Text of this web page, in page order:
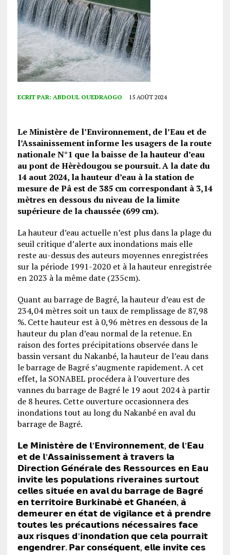
ECRIT PAR: ABDOUL OUEDRAOGO 15 AOÛT 2024
Le Ministère de l’Environnement, de l’Eau et de
l’Assainissement informe les usagers de la route
nationale N°1 que la baisse de la hauteur d’eau
au pont de Hèrèdougou se poursuit. A la date du
14 aout 2024, la hauteur d’eau à la station de
mesure de Pâ est de 385 cm correspondant à 3,14
mètres en dessous du niveau de la limite
supérieure de la chaussée (699 cm).
La hauteur d’eau actuelle n’est plus dans la plage du
seuil critique d’alerte aux inondations mais elle
reste au-dessus des auteurs moyennes enregistrées
sur la période 1991-2020 et à la hauteur enregistrée
en 2023 à la même date (235cm).
Quant au barrage de Bagré, la hauteur d’eau est de
234,04 mètres soit un taux de remplissage de 87,98
%. Cette hauteur est à 0,96 mètres en dessous de la
hauteur du plan d’eau normal de la retenue. En
raison des fortes précipitations observée dans le
bassin versant du Nakanbé, la hauteur de l’eau dans
le barrage de Bagré s’augmente rapidement. A cet
effet, la SONABEL procédera à l’ouverture des
vannes du barrage de Bagré le 19 aout 2024 à partir
de 8 heures. Cette ouverture occasionnera des
inondations tout au long du Nakanbé en aval du
barrage de Bagré.
𝗟𝗲 𝗠𝗶𝗻𝗶𝘀𝘁𝗲̀𝗿𝗲 𝗱𝗲 𝗹’𝗘𝗻𝘃𝗶𝗿𝗼𝗻𝗻𝗲𝗺𝗲𝗻𝘁, 𝗱𝗲 𝗹’𝗘𝗮𝘂
𝗲𝘁 𝗱𝗲 𝗹’𝗔𝘀𝘀𝗮𝗶𝗻𝗶𝘀𝘀𝗲𝗺𝗲𝗻𝘁 𝗮̀ 𝘁𝗿𝗮𝘃𝗲𝗿𝘀 𝗹𝗮
𝗗𝗶𝗿𝗲𝗰𝘁𝗶𝗼𝗻 𝗚𝗲́𝗻𝗲́𝗿𝗮𝗹𝗲 𝗱𝗲𝘀 𝗥𝗲𝘀𝘀𝗼𝘂𝗿𝗰𝗲𝘀 𝗲𝗻 𝗘𝗮𝘂
𝗶𝗻𝘃𝗶𝘁𝗲 𝗹𝗲𝘀 𝗽𝗼𝗽𝘂𝗹𝗮𝘁𝗶𝗼𝗻𝘀 𝗿𝗶𝘃𝗲𝗿𝗮𝗶𝗻𝗲𝘀 𝘀𝘂𝗿𝘁𝗼𝘂𝘁
𝗰𝗲𝗹𝗹𝗲𝘀 𝘀𝗶𝘁𝘂𝗲́𝗲 𝗲𝗻 𝗮𝘃𝗮𝗹 𝗱𝘂 𝗯𝗮𝗿𝗿𝗮𝗴𝗲 𝗱𝗲 𝗕𝗮𝗴𝗿𝗲́
𝗲𝗻 𝘁𝗲𝗿𝗿𝗶𝘁𝗼𝗶𝗿𝗲 𝗕𝘂𝗿𝗸𝗶𝗻𝗮𝗯𝗲̀ 𝗲𝘁 𝗚𝗵𝗮𝗻𝗲́𝗲𝗻, 𝗮̀
𝗱𝗲𝗺𝗲𝘂𝗿𝗲𝗿 𝗲𝗻 𝗲́𝘁𝗮𝘁 𝗱𝗲 𝘃𝗶𝗴𝗶𝗹𝗮𝗻𝗰𝗲 𝗲𝘁 𝗮̀ 𝗽𝗿𝗲𝗻𝗱𝗿𝗲
𝘁𝗼𝘂𝘁𝗲𝘀 𝗹𝗲𝘀 𝗽𝗿𝗲́𝗰𝗮𝘂𝘁𝗶𝗼𝗻𝘀 𝗻𝗲́𝗰𝗲𝘀𝘀𝗮𝗶𝗿𝗲𝘀 𝗳𝗮𝗰𝗲
𝗮𝘂𝘅 𝗿𝗶𝘀𝗾𝘂𝗲𝘀 𝗱’𝗶𝗻𝗼𝗻𝗱𝗮𝘁𝗶𝗼𝗻 𝗾𝘂𝗲 𝗰𝗲𝗹𝗮 𝗽𝗼𝘂𝗿𝗿𝗮𝗶𝘁
𝗲𝗻𝗴𝗲𝗻𝗱𝗿𝗲𝗿. 𝗣𝗮𝗿 𝗰𝗼𝗻𝘀𝗲́𝗾𝘂𝗲𝗻𝘁, 𝗲𝗹𝗹𝗲 𝗶𝗻𝘃𝗶𝘁𝗲 𝗰𝗲𝘀